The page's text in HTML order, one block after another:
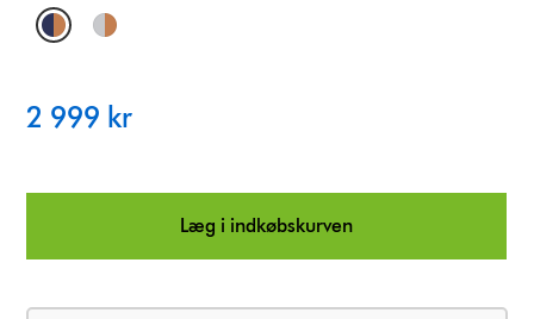
O
t
o
2 999 kr
Læg i indkøbskurven